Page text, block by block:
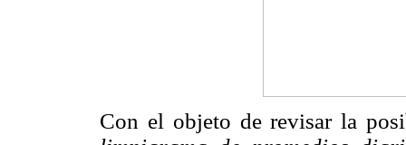
Con el objeto de revisar la